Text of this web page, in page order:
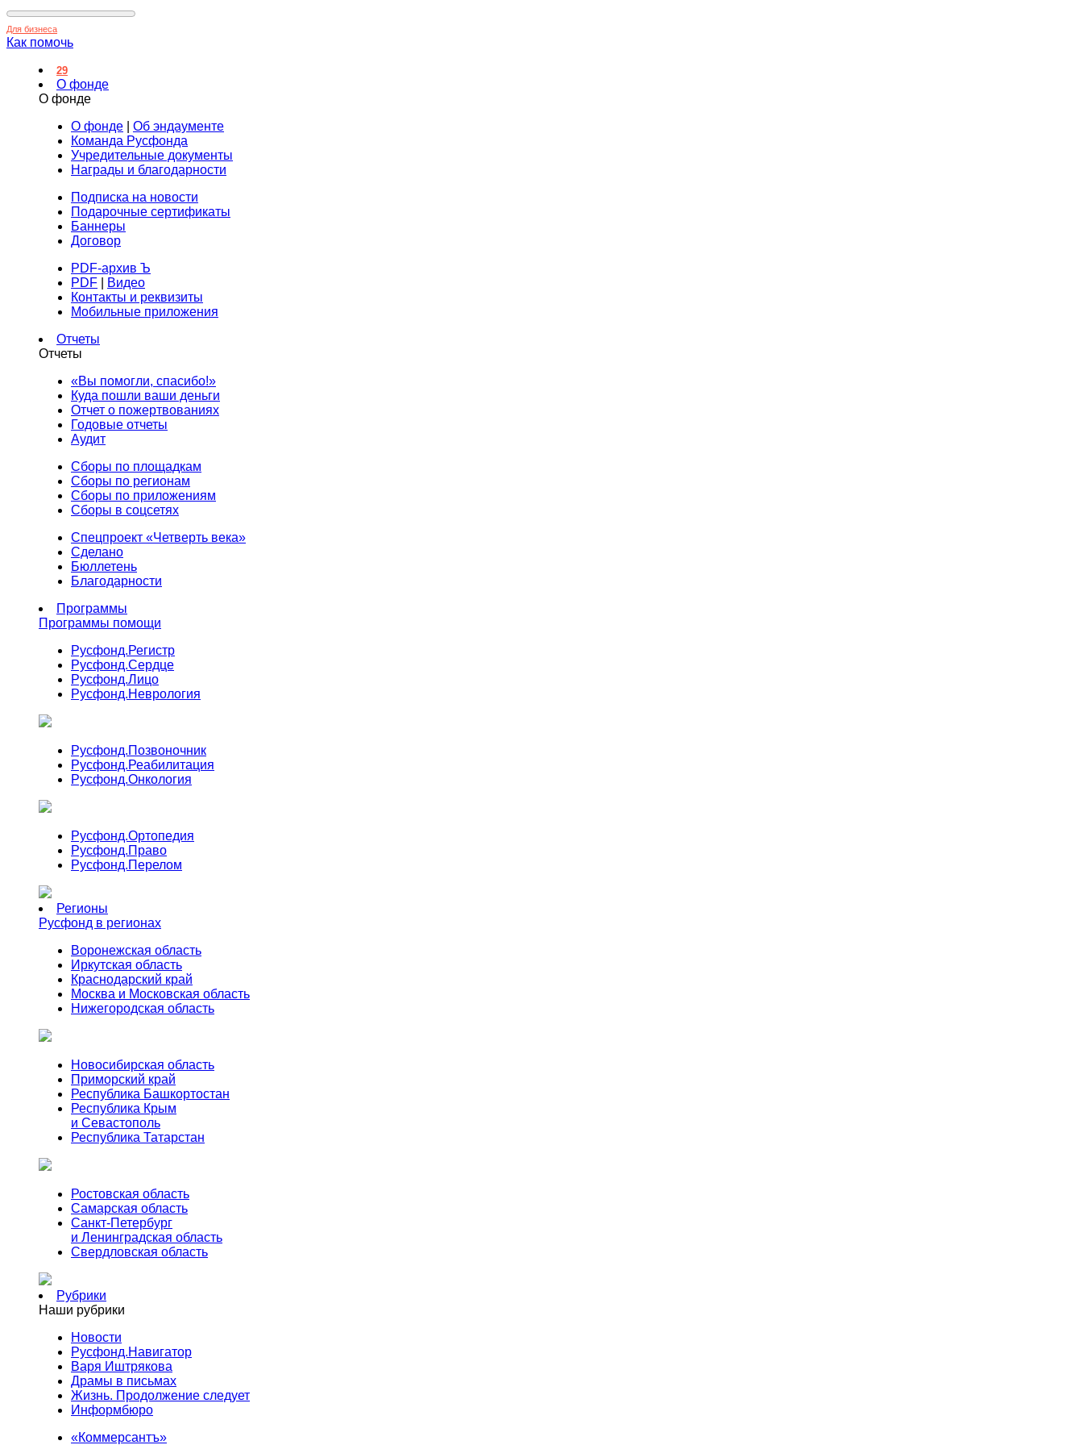
Для бизнеса
Как помочь
29
О фонде
О фонде
О фонде
Об эндаументе
Команда Русфонда
Учредительные документы
Награды и благодарности
Подписка на новости
Подарочные сертификаты
Баннеры
Договор
PDF-архив Ъ
PDF
Видео
Контакты и реквизиты
Мобильные приложения
Отчеты
Отчеты
«Вы помогли, спасибо!»
Куда пошли ваши деньги
Отчет о пожертвованиях
Годовые отчеты
Аудит
Сборы по площадкам
Сборы по регионам
Сборы по приложениям
Сборы в соцсетях
Спецпроект «Четверть века»
Сделано
Бюллетень
Благодарности
Программы
Программы помощи
Русфонд.Регистр
Русфонд.Сердце
Русфонд.Лицо
Русфонд.Неврология
Русфонд.Позвоночник
Русфонд.Реабилитация
Русфонд.Онкология
Русфонд.Ортопедия
Русфонд.Право
Русфонд.Перелом
Регионы
Русфонд в регионах
Воронежская область
Иркутская область
Краснодарский край
Москва и Московская область
Нижегородская область
Новосибирская область
Приморский край
Республика Башкортостан
Республика Крым
и Севастополь
Республика Татарстан
Ростовская область
Самарская область
Санкт-Петербург
и Ленинградская область
Свердловская область
Рубрики
Наши рубрики
Новости
Русфонд.Навигатор
Варя Иштрякова
Драмы в письмах
Жизнь. Продолжение следует
Информбюро
«Коммерсантъ»